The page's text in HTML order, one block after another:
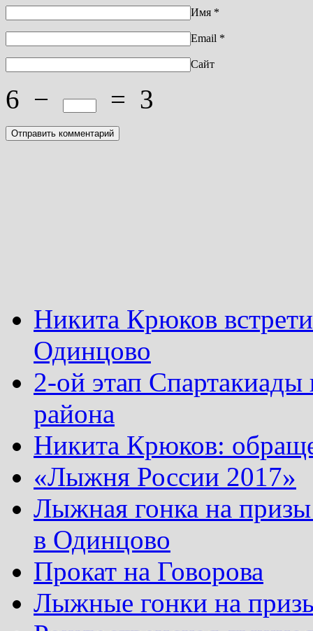
Имя *
Email *
Сайт
6 − = 3
Никита Крюков
Одинцово
2-ой этап
района
Никита Крюков:
«Лыжня России 2017»
Лыжная гонка на
в Одинцово
Прокат на Говорова
Лыжные гонки на